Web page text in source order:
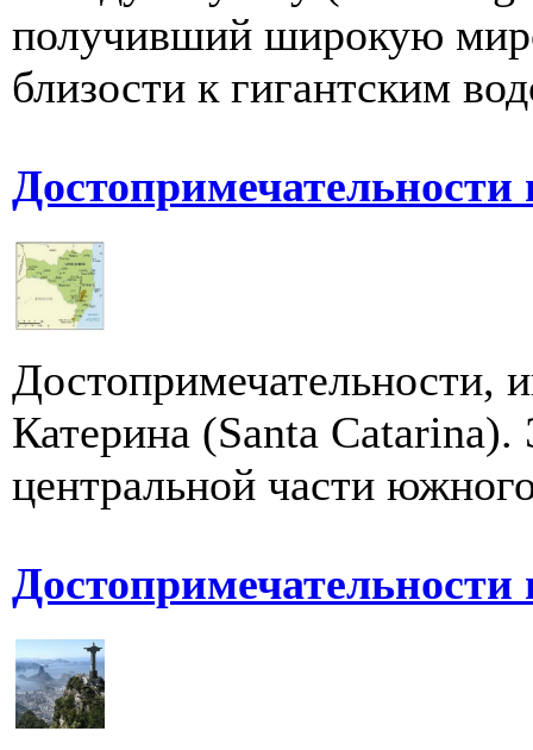
получивший широкую
близости к гигантским
Достопримечательности,
Катерина (Santa Catarina).
центральной части